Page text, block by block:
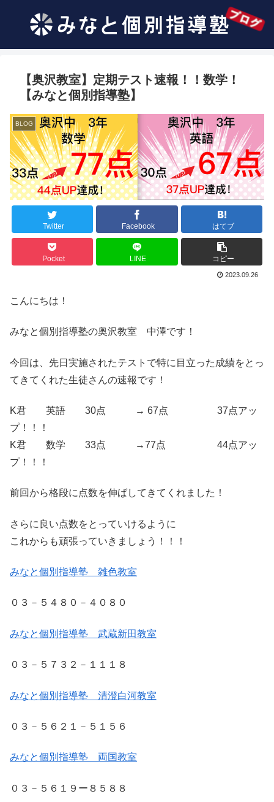
【奥沢教室】定期テスト速報！！数学！
【みなと個別指導塾】
BLOG
Twitter Facebook はてブ
Pocket LINE コピー
2023.09.26
こんにちは！
みなと個別指導塾の奥沢教室 中澤です！
今回は、先日実施されたテストで特に目立った成績をとっ
てきてくれた生徒さんの速報です！
K君 英語 30点 → 67点 37点アッ
プ！！！
K君 数学 33点 →77点 44点アッ
プ！！！
前回から格段に点数を伸ばしてきてくれました！
さらに良い点数をとっていけるように
これからも頑張っていきましょう！！！
みなと個別指導塾 雑色教室
０３－５４８０－４０８０
みなと個別指導塾 武蔵新田教室
０３－５７３２－１１１８
みなと個別指導塾 清澄白河教室
０３－５６２１－５１５６
みなと個別指導塾 両国教室
０３－５６１９ー８５８８